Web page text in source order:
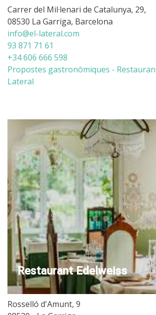
Carrer del Mil·lenari de Catalunya, 29,
08530 La Garriga, Barcelona
info@el-lateral.com
93 871 71 61
+34 606 666 598
Propostes gastronòmiques -
Lateral
Restaurant Edelweiss
Rosselló d'Amunt, 9